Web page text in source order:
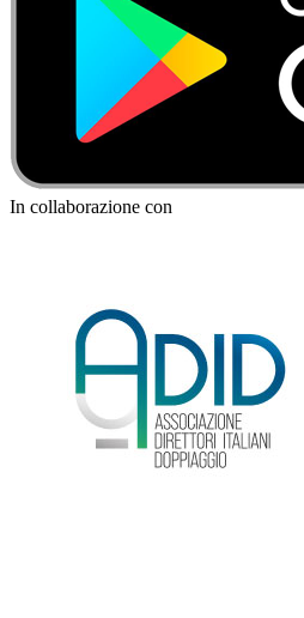
In collaborazione con